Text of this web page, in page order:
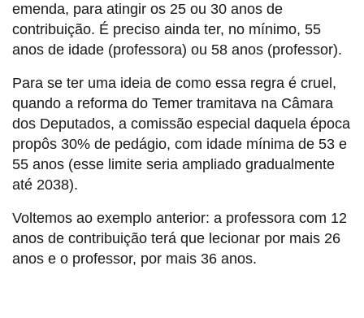
emenda, para atingir os 25 ou 30 anos de
contribuição. É preciso ainda ter, no mínimo, 55
anos de idade (professora) ou 58 anos (professor).
Para se ter uma ideia de como essa regra é cruel,
quando a reforma do Temer tramitava na Câmara
dos Deputados, a comissão especial daquela época
propôs 30% de pedágio, com idade mínima de 53 e
55 anos (esse limite seria ampliado gradualmente
até 2038).
Voltemos ao exemplo anterior: a professora com 12
anos de contribuição terá que lecionar por mais 26
anos e o professor, por mais 36 anos.